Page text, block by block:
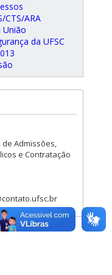
CTS/ARA
União
da UFSC
Admissões,
e Contratação